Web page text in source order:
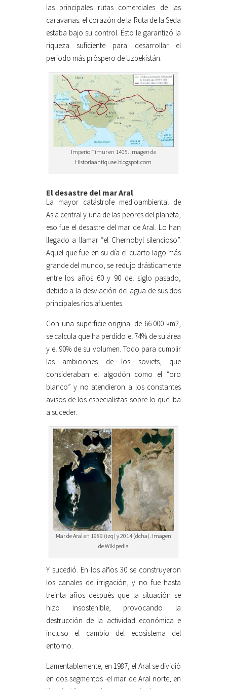
las principales rutas comerciales de las
caravanas: el corazón de la Ruta de la Seda
estaba bajo su control. Ésto le garantizó la
riqueza suficiente para desarrollar el
periodo más próspero de Uzbekistán.
Imperio Timur en 1405. Imagen de
Historiaantiquae.blogspot.com
El desastre del mar Aral
La mayor catástrofe medioambiental de
Asia central y una de las peores del planeta,
eso fue el desastre del mar de Aral. Lo han
llegado a llamar “el Chernobyl silencioso”.
Aquel que fue en su día el cuarto lago más
grande del mundo, se redujo drásticamente
entre los años 60 y 90 del siglo pasado,
debido a la desviación del agua de sus dos
principales ríos afluentes.
Con una superficie original de 66.000 km2,
se calcula que ha perdido el 74% de su área
y el 90% de su volumen. Todo para cumplir
las ambiciones de los soviets, que
consideraban el algodón como el “oro
blanco” y no atendieron a los constantes
avisos de los especialistas sobre lo que iba
a suceder.
Mar de Aral en 1989 (izq) y 2014 (dcha). Imagen
de Wikipedia
Y sucedió. En los años 30 se construyeron
los canales de irrigación, y no fue hasta
treinta años después que la situación se
hizo insostenible, provocando la
destrucción de la actividad económica e
incluso el cambio del ecosistema del
entorno.
Lamentablemente, en 1987, el Aral se dividió
en dos segmentos -el mar de Aral norte, en